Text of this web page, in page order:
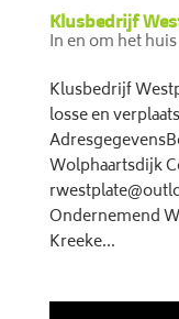
Klusbedrijf
In en om het huis
Klusbedrijf
losse en
Wolphaartsdijk
Ondernemend
Kreeke...